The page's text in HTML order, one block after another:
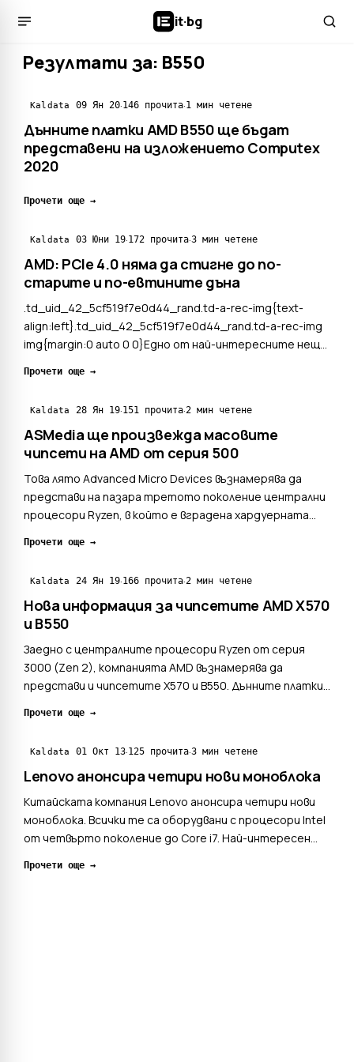
it·bg
Резултати за: B550
Kaldata 09 Ян 20·146 прочита·1 мин четене
Дънните платки AMD B550 ще бъдат
представени на изложението Computex
2020
Прочети още →
Kaldata 03 Юни 19·172 прочита·3 мин четене
AMD: PCIe 4.0 няма да стигне до по-
старите и по-евтините дъна
.td_uid_42_5cf519f7e0d44_rand.td-a-rec-img{text-
align:left}.td_uid_42_5cf519f7e0d44_rand.td-a-rec-img
img{margin:0 auto 0 0}Едно от най-интересните неща
дойдат следващия месец, е поддръжката около новия
Прочети още →
Kaldata 28 Ян 19·151 прочита·2 мин четене
ASMedia ще произвежда масовите
чипсети на AMD от серия 500
Това лято Advanced Micro Devices възнамерява да
представи на пазара третото поколение централни
процесори Ryzen, в който е вградена хардуерната
десктоп сегмент. Заедно с новите чипове на пазара
базирани на чи...
Прочети още →
Kaldata 24 Ян 19·166 прочита·2 мин четене
Нова информация за чипсетите AMD X570
и B550
Заедно с централните процесори Ryzen от серия
3000 (Zen 2), компанията AMD възнамерява да
представи и чипсетите X570 и B550. Дънните платки
процесори и ще са напълно съвместими с PCI Express
4.0 се поддъ...
Прочети още →
Kaldata 01 Окт 13·125 прочита·3 мин четене
Lenovo анонсира четири нови моноблока
Китайската компания Lenovo анонсира четири нови
моноблока. Всички те са оборудвани с процесори Intel
от четвърто поколение до Core i7. Най-интересен
Lenovo е решила да оборудва своя моноблок с IPS-
Прочети още →